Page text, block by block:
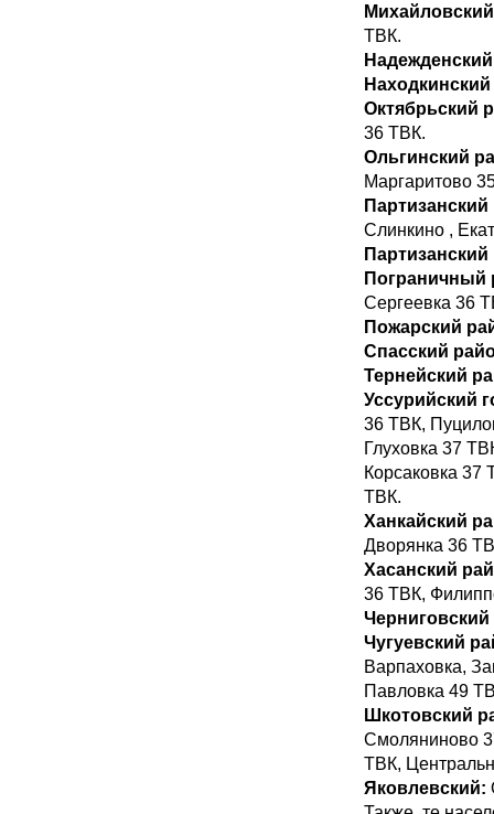
ТВК.
Находкинский
Октябрьский
36 ТВК.
Ольгинский
Маргаритово
Слинкино ,
Партизанский
Пограничный
Сергеевка 36
Пожарский
Спасский
Тернейский
Уссурийский
36 ТВК,
Глуховка 37
Корсаковка 37
ТВК.
Ханкайский
Дворянка 36
Хасанский
36 ТВК,
Чугуевский
Варпаховка,
Павловка 49
Шкотовский
Смоляниново
ТВК,
Яковлевский: